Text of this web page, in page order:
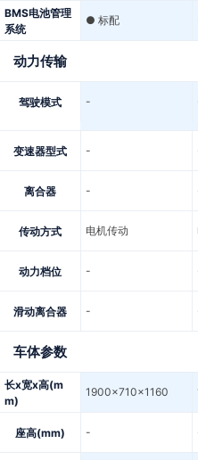
BMS电池管理
系统
● 标配
动力传输
驾驶模式 -
变速器型式 -
离合器 -
传动方式 电机传动
动力档位 -
滑动离合器 -
车体参数
长x宽x高(m
m)
1900x710x1160
座高(mm) -